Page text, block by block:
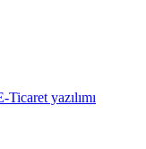
yazılımı